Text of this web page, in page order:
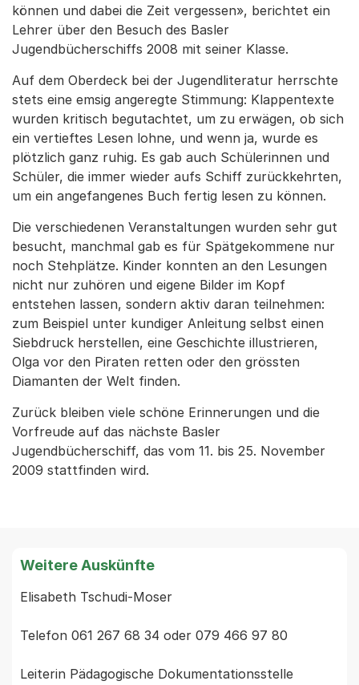
können und dabei die Zeit vergessen», berichtet ein
Lehrer über den Besuch des Basler
Jugendbücherschiffs 2008 mit seiner Klasse.
Auf dem Oberdeck bei der Jugendliteratur herrschte
stets eine emsig angeregte Stimmung: Klappentexte
wurden kritisch begutachtet, um zu erwägen, ob sich
ein vertieftes Lesen lohne, und wenn ja, wurde es
plötzlich ganz ruhig. Es gab auch Schülerinnen und
Schüler, die immer wieder aufs Schiff zurückkehrten,
um ein angefangenes Buch fertig lesen zu können.
Die verschiedenen Veranstaltungen wurden sehr gut
besucht, manchmal gab es für Spätgekommene nur
noch Stehplätze. Kinder konnten an den Lesungen
nicht nur zuhören und eigene Bilder im Kopf
entstehen lassen, sondern aktiv daran teilnehmen:
zum Beispiel unter kundiger Anleitung selbst einen
Siebdruck herstellen, eine Geschichte illustrieren,
Olga vor den Piraten retten oder den grössten
Diamanten der Welt finden.
Zurück bleiben viele schöne Erinnerungen und die
Vorfreude auf das nächste Basler
Jugendbücherschiff, das vom 11. bis 25. November
2009 stattfinden wird.
Weitere Auskünfte
Elisabeth Tschudi-Moser
Telefon 061 267 68 34 oder 079 466 97 80
Leiterin Pädagogische Dokumentationsstelle